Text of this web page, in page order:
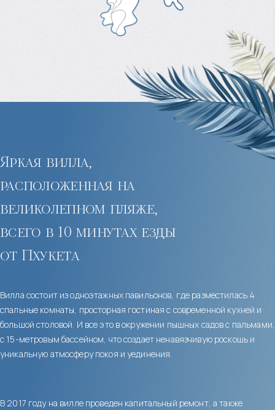
Яркая вилла,
расположенная на
великолепном пляже,
всего в 10 минутах езды
от Пхукета
Вилла состоит из одноэтажных павильонов, где разместилась 4
спальные комнаты, просторная гостиная с современной кухней и
большой столовой. И все это в окружении пышных садов с пальмами,
с 15-метровым бассейном, что создает ненавязчивую роскошь и
уникальную атмосферу покоя и уединения.
В 2017 году на вилле проведен капитальный ремонт, а также